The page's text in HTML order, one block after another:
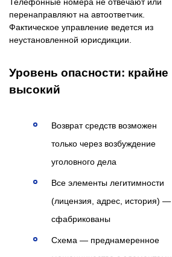
Телефонные номера не отвечают или
перенаправляют на автоответчик.
Фактическое управление ведется из
неустановленной юрисдикции.
Уровень опасности: крайне
высокий
Возврат средств возможен
только через возбуждение
уголовного дела
Все элементы легитимности
(лицензия, адрес, история) —
сфабрикованы
Схема — преднамеренное